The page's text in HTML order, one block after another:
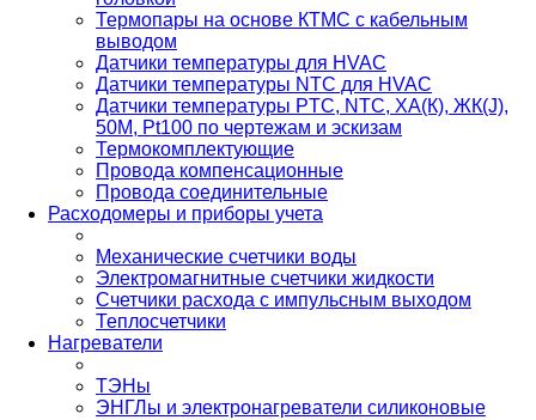
Термопары на основе КТМС с кабельным
выводом
Датчики температуры для HVAC
Датчики температуры NTC для HVAC
Датчики температуры PTС, NTC, ХА(К), ЖК(J),
50М, Pt100 по чертежам и эскизам
Термокомплектующие
Провода компенсационные
Провода соединительные
Расходомеры и приборы учета
Механические счетчики воды
Электромагнитные счетчики жидкости
Счетчики расхода с импульсным выходом
Теплосчетчики
Нагреватели
ТЭНы
ЭНГЛы и электронагреватели силиконовые